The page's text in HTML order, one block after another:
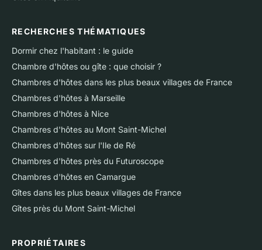
RECHERCHES THÉMATIQUES
Dormir chez l'habitant : le guide
Chambre d'hôtes ou gîte : que choisir ?
Chambres d'hôtes dans les plus beaux villages de France
Chambres d'hôtes à Marseille
Chambres d'hôtes à Nice
Chambres d'hôtes au Mont Saint-Michel
Chambres d'hôtes sur l'Ile de Ré
Chambres d'hôtes près du Futuroscope
Chambres d'hôtes en Camargue
Gîtes dans les plus beaux villages de France
Gîtes près du Mont Saint-Michel
PROPRIÉTAIRES